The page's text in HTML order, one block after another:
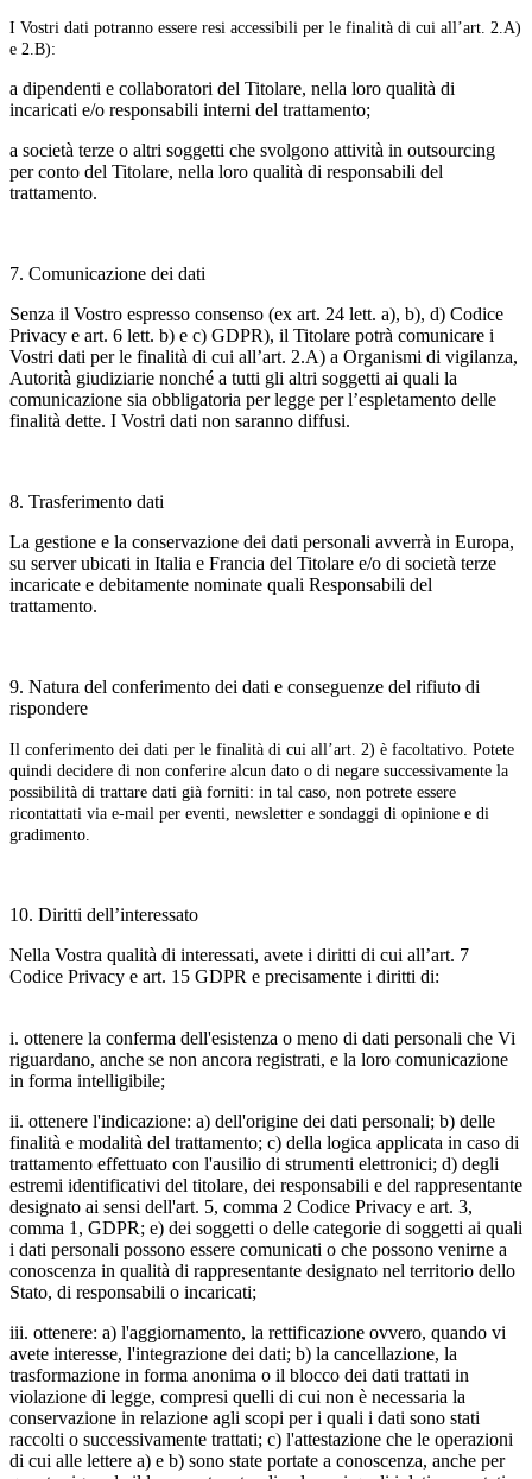
I Vostri dati potranno essere resi accessibili per le finalità di cui all’art. 2.A)
e 2.B):
a dipendenti e collaboratori del Titolare, nella loro qualità di
incaricati e/o responsabili interni del trattamento;
a società terze o altri soggetti che svolgono attività in outsourcing
per conto del Titolare, nella loro qualità di responsabili del
trattamento.
7. Comunicazione dei dati
Senza il Vostro espresso consenso (ex art. 24 lett. a), b), d) Codice
Privacy e art. 6 lett. b) e c) GDPR), il Titolare potrà comunicare i
Vostri dati per le finalità di cui all’art. 2.A) a Organismi di vigilanza,
Autorità giudiziarie nonché a tutti gli altri soggetti ai quali la
comunicazione sia obbligatoria per legge per l’espletamento delle
finalità dette. I Vostri dati non saranno diffusi.
8. Trasferimento dati
La gestione e la conservazione dei dati personali avverrà in Europa,
su server ubicati in Italia e Francia del Titolare e/o di società terze
incaricate e debitamente nominate quali Responsabili del
trattamento.
9. Natura del conferimento dei dati e conseguenze del rifiuto di
rispondere
Il conferimento dei dati per le finalità di cui all’art. 2) è facoltativo. Potete
quindi decidere di non conferire alcun dato o di negare successivamente la
possibilità di trattare dati già forniti: in tal caso, non potrete essere
ricontattati via e-mail per eventi, newsletter e sondaggi di opinione e di
gradimento.
10. Diritti dell’interessato
Nella Vostra qualità di interessati, avete i diritti di cui all’art. 7
Codice Privacy e art. 15 GDPR e precisamente i diritti di:
i. ottenere la conferma dell'esistenza o meno di dati personali che Vi
riguardano, anche se non ancora registrati, e la loro comunicazione
in forma intelligibile;
ii. ottenere l'indicazione: a) dell'origine dei dati personali; b) delle
finalità e modalità del trattamento; c) della logica applicata in caso di
trattamento effettuato con l'ausilio di strumenti elettronici; d) degli
estremi identificativi del titolare, dei responsabili e del rappresentante
designato ai sensi dell'art. 5, comma 2 Codice Privacy e art. 3,
comma 1, GDPR; e) dei soggetti o delle categorie di soggetti ai quali
i dati personali possono essere comunicati o che possono venirne a
conoscenza in qualità di rappresentante designato nel territorio dello
Stato, di responsabili o incaricati;
iii. ottenere: a) l'aggiornamento, la rettificazione ovvero, quando vi
avete interesse, l'integrazione dei dati; b) la cancellazione, la
trasformazione in forma anonima o il blocco dei dati trattati in
violazione di legge, compresi quelli di cui non è necessaria la
conservazione in relazione agli scopi per i quali i dati sono stati
raccolti o successivamente trattati; c) l'attestazione che le operazioni
di cui alle lettere a) e b) sono state portate a conoscenza, anche per